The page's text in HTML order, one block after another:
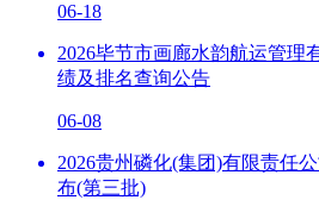
06-18
2026毕节市画廊水韵航运管理
绩及排名查询公告
06-08
2026贵州磷化(集团)有限责任
布(第三批)